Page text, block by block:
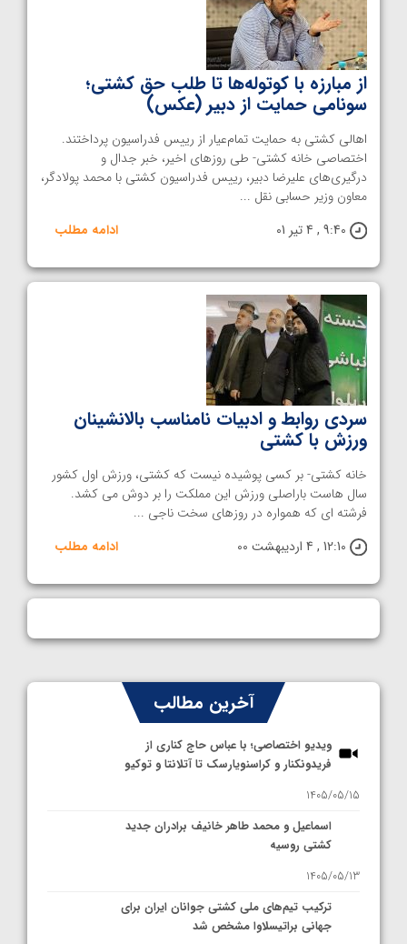
از مبارزه با کوتوله‌ها تا طلب حق کشتی؛
سونامی حمایت از دبیر (عکس)
اهالی کشتی به حمایت تمام‌عیار از رییس فدراسیون پرداختند.
اختصاصی خانه کشتی- طی روزهای اخیر، خبر جدال و
درگیری‌های علیرضا دبیر، رییس فدراسیون کشتی با محمد پولادگر،
معاون وزیر حسابی نقل‌ ...
9:40 , 4 تیر 01
ادامه مطلب
سردی روابط و ادبیات نامناسب بالانشینان
ورزش با کشتی
خانه کشتی- بر کسی پوشیده نیست که کشتی، ورزش اول کشور
سال هاست باراصلی ورزش این مملکت را بر دوش می کشد.
فرشته ای که همواره در روزهای سخت ناجی ...
12:10 , 4 اردیبهشت 00
ادامه مطلب
آخرین مطالب
ویدیو اختصاصی؛ با عباس حاج کناری از
فریدونکنار و کراسنویارسک تا آتلانتا و توکیو
1405/05/15
اسماعیل و محمد طاهر خانیف برادران جدید
کشتی روسیه
1405/05/13
ترکیب تیم‌های ملی کشتی جوانان ایران برای
جهانی براتیسلاوا مشخص شد